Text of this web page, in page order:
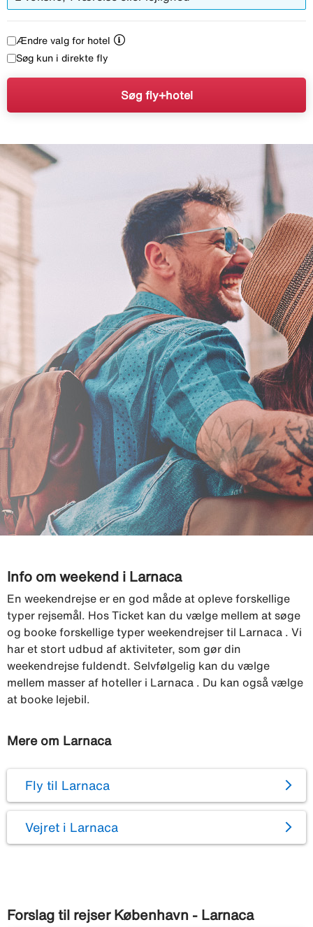
Ændre valg for hotel
Søg kun i direkte fly
Søg fly+hotel
Info om weekend i Larnaca
En weekendrejse er en god måde at opleve forskellige
typer rejsemål. Hos Ticket kan du vælge mellem at søge
og booke forskellige typer weekendrejser til Larnaca . Vi
har et stort udbud af aktiviteter, som gør din
weekendrejse fuldendt. Selvfølgelig kan du vælge
mellem masser af hoteller i Larnaca . Du kan også vælge
at booke lejebil.
Mere om Larnaca
Fly til Larnaca
Vejret i Larnaca
Forslag til rejser København - Larnaca